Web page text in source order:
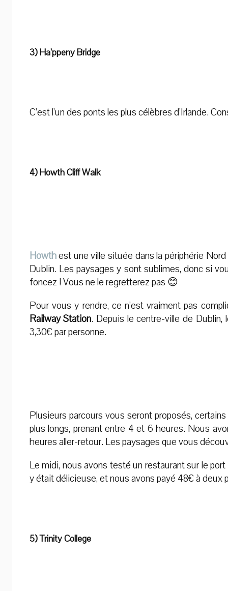
3) Ha’ppeny Bridge
C’est l’un des ponts les plus célèbres d’Irlande.
4) Howth Cliff Walk
Howthest une ville située dans la périphérie
Dublin. Les paysages y sont sublimes, donc si
foncez ! Vous ne le regretterez pas 😊
Pour vous y rendre, ce n’est vraiment pas
Railway Station. Depuis le centre-ville de
3,30€ par personne.
Plusieurs parcours vous seront proposés,
plus longs, prenant entre 4 et 6 heures. Nous
heures aller-retour. Les paysages que vous
Le midi, nous avons testé un restaurant sur le
y était délicieuse, et nous avons payé 48€ à deux
5) Trinity College